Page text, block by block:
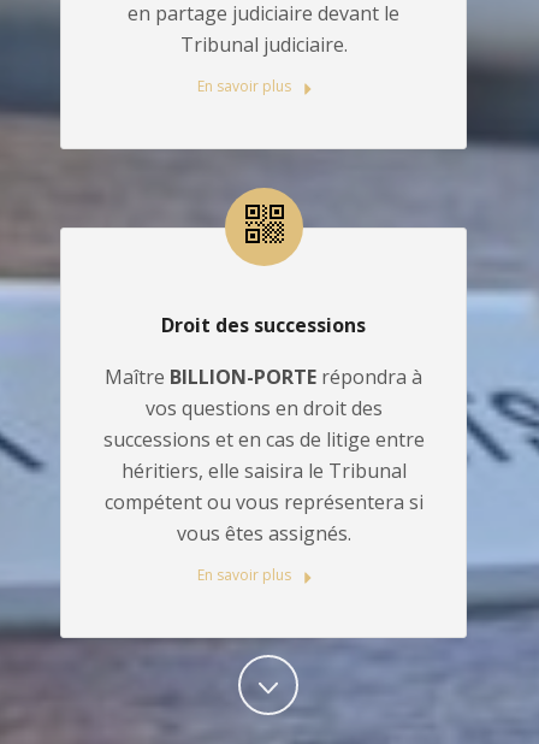
en partage judiciaire devant le
Tribunal judiciaire.
En savoir plus
Droit des successions
Maître BILLION-PORTE répondra à
vos questions en droit des
successions et en cas de litige entre
héritiers, elle saisira le Tribunal
compétent ou vous représentera si
vous êtes assignés.
En savoir plus